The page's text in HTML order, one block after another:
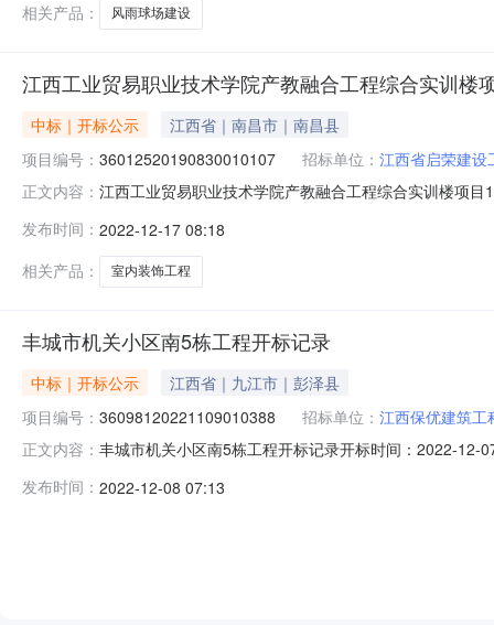
相关产品：
风雨球场建设
江西工业贸易职业技术学院产教融合工程综合实训楼
中标｜开标公示
江西省｜南昌市｜南昌县
项目编号： 36012520190830010107 招标单位： 江西省启荣建设
正文内容： 江西工业贸易职业技术学院产教融合工程综合实训楼项
额:100000.00元,投标文件递交时间
发布时间： 2022-12-17 08:18
相关产品：
室内装饰工程
丰城市机关小区南5栋工程开标记录
中标｜开标公示
江西省｜九江市｜彭泽县
项目编号： 36098120221109010388 招标单位： 江西保优建筑工
正文内容： 丰城市机关小区南5栋工程开标记录开标时间：2022-
间:TueDec0619:57:13CST2022,投标人名称:江西华龙水
发布时间： 2022-12-08 07:13